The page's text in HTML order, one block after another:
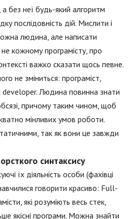
а без неї будь-який алгоритм
послідовність дій. Мислити і
людина, але написати
кожному програмісту, про
важко сказати щось певне.
не зміниться: програміст,
Людина повинна знати
причому таким чином, щоб
мінливих умов роботи.
так як вони це завжди
синтаксису
їх діяльність особи (фахівці
говорити красиво: Full-
які розуміють весь стек,
якісні програми. Можна знайти